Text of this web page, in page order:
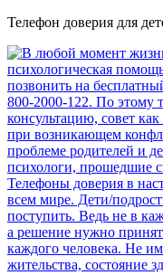
Телефон доверия для